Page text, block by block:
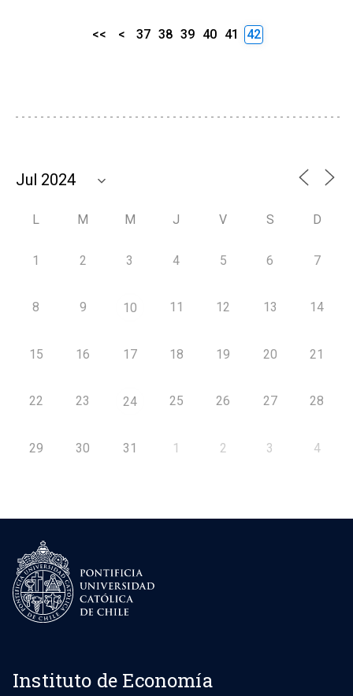
<< < 37 38 39 40 41 42
L M M J V S D
1 2 3 4 5 6 7
8 9 10 11 12 13 14
15 16 17 18 19 20 21
22 23 24 25 26 27 28
29 30 31 1 2 3 4
Instituto de Economía